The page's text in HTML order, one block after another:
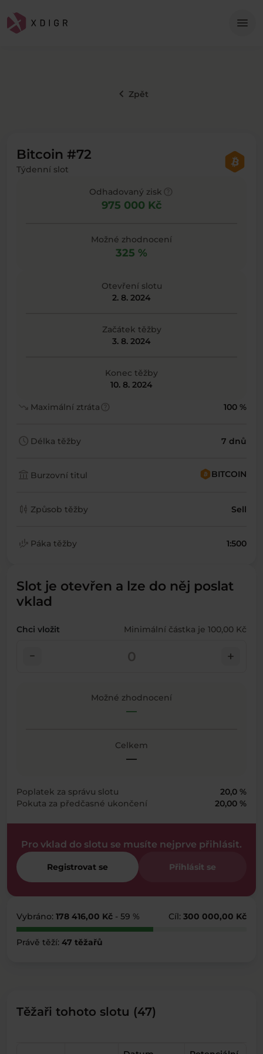
menu
keyboard_arrow_left Zpět
Bitcoin #72
Týdenní slot
Odhadovaný zisk
975 000 Kč
Možné zhodnocení
325 %
Otevření slotu
2. 8. 2024
Začátek těžby
3. 8. 2024
Konec těžby
10. 8. 2024
trending_down Maximální ztrátahelp 100 %
schedule Délka těžby 7 dnů
account_balance Burzovní titul BITCOIN
candlestick_chart Způsob těžby Sell
finance_mode Páka těžby 1:500
Slot je otevřen a lze do něj poslat
vklad
Chci vložit Minimální částka je 100,00 Kč
check_indeterminate_small add
Možné zhodnocení
—
Celkem
—
Poplatek za správu slotu
20,0 %
Pokuta za předčasné ukončení
20,00 %
Pro vklad do slotu se musíte nejprve přihlásit.
Registrovat se Přihlásit se
Vybráno: 178 416,00 Kč - 59 % Cíl: 300 000,00 Kč
Právě těží: 47 těžařů
Těžaři tohoto slotu (47)